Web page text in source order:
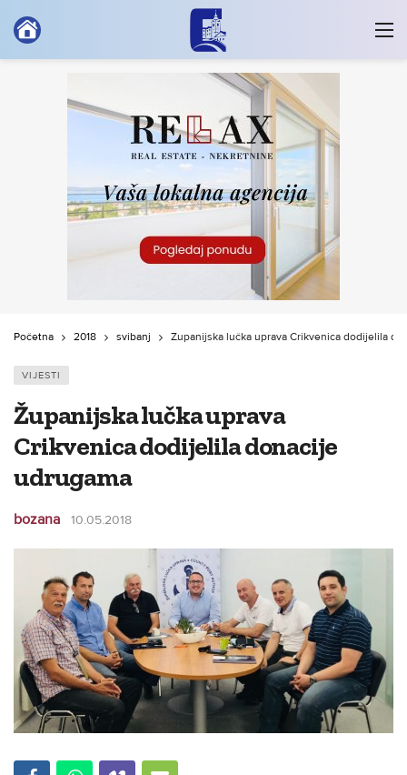
Početna 2018 svibanj Županijska lučka uprava Crikvenica dodijelila
VIJESTI
Županijska lučka uprava
Crikvenica dodijelila donacije
udrugama
bozana 10.05.2018